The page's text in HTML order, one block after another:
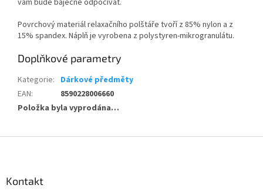
vám bude báječně odpočívat.
Povrchový materiál relaxačního polštáře tvoří z 85% nylon a z
15% spandex. Náplň je vyrobena z polystyren-mikrogranulátu.
Doplňkové parametry
Kategorie: Dárkové předměty
EAN:
8590228006660
Položka byla vyprodána…
Kontakt